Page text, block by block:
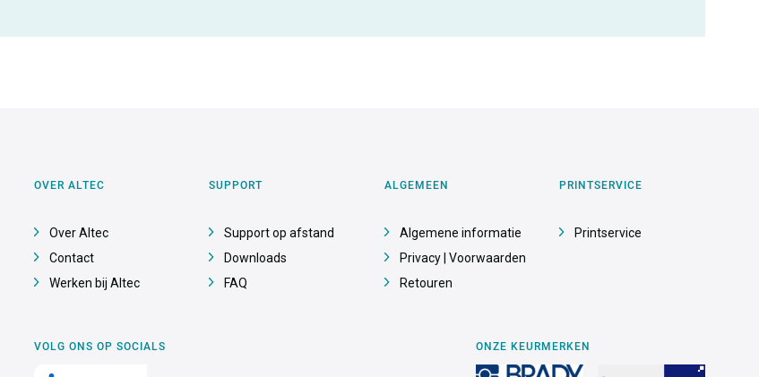
OVER ALTEC
Over Altec
Contact
Werken bij Altec
SUPPORT
Support op afstand
Downloads
FAQ
ALGEMEEN
Algemene informatie
Privacy | Voorwaarden
Retouren
PRINTSERVICE
Printservice
VOLG ONS OP SOCIALS ONZE KEURMERKEN